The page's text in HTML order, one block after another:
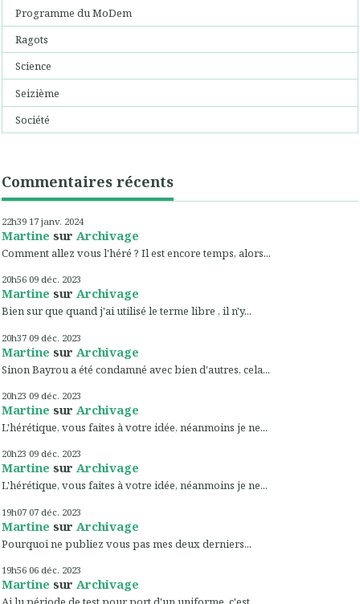
Programme du MoDem
Ragots
Science
Seizième
Société
Commentaires récents
22h39 17 janv. 2024
Martine sur Archivage
Comment allez vous l'héré ? Il est encore temps, alors...
20h56 09 déc. 2023
Martine sur Archivage
Bien sur que quand j'ai utilisé le terme libre , il n'y...
20h37 09 déc. 2023
Martine sur Archivage
Sinon Bayrou a été condamné avec bien d'autres, cela...
20h23 09 déc. 2023
Martine sur Archivage
L'hérétique, vous faites à votre idée, néanmoins je ne...
20h23 09 déc. 2023
Martine sur Archivage
L'hérétique, vous faites à votre idée, néanmoins je ne...
19h07 07 déc. 2023
Martine sur Archivage
Pourquoi ne publiez vous pas mes deux derniers...
19h56 06 déc. 2023
Martine sur Archivage